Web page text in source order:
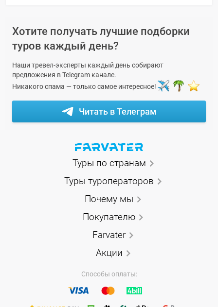
Хотите получать лучшие подборки
туров каждый день?
Наши тревел-эксперты каждый день собирают
предложения в Telegram канале.
Никакого спама — только самое интересное!
Читать в Телеграм
Туры по странам
Туры туроператоров
Почему мы
Покупателю
Farvater
Акции
Способы оплаты: